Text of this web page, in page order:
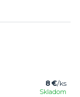
8 €/ks
Skladom